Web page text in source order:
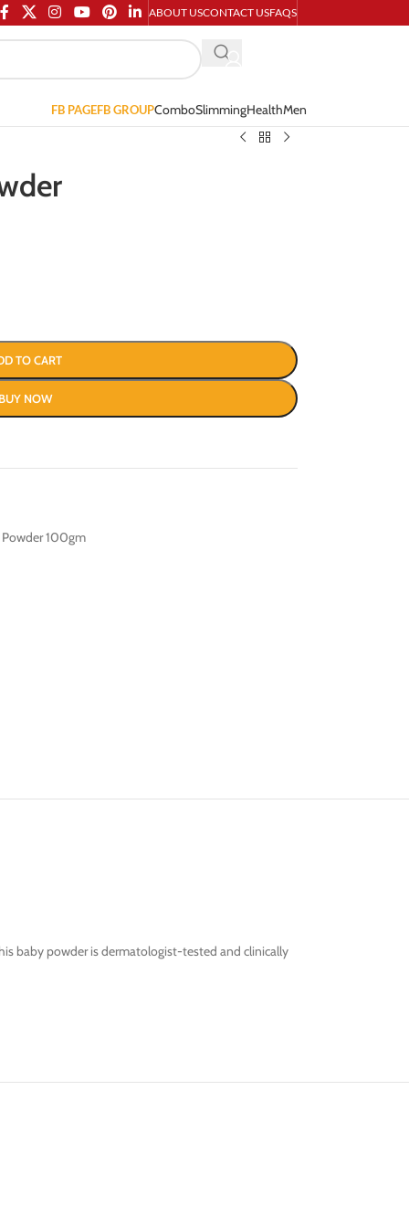
ABOUT USCONTACT USFAQS
FB PAGEFB GROUPComboSlimmingHealthMen
TO CART
NOW
100gm
baby powder is dermatologist-tested and clinically